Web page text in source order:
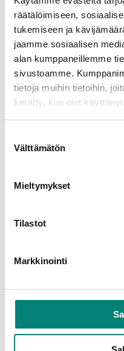
räätälöimiseen,
tukemiseen ja
jaamme sosiaalisen
alan kumppaneillemme
sivustoamme.
tietoja muihin tietoihin,
kerätty, kun olet
valinta
Välttämätön
Mieltymykset
Tilastot
Markkinointi
perusteella,
suhteessa Käyttäjän
Palvelun tai
saatetaan pyytää
käsittelyyn. Näissä
tahansa oikeus perua
suostumus.
4.
ulkopuolelle
Talotuntija säilyttää
palveluntarjoajamme
henkilötietoja tai
Huolehdimme siitä,
asianmukaisella